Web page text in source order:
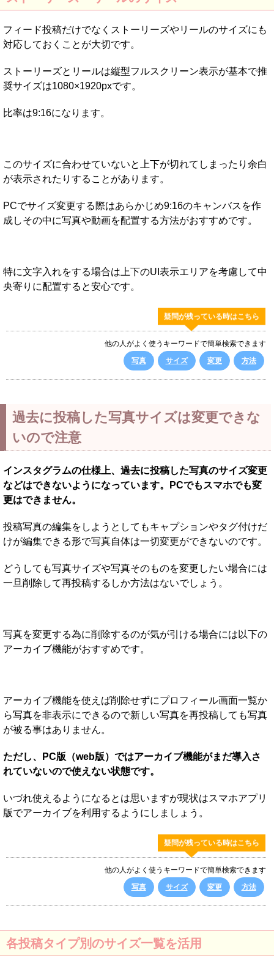
フィード投稿だけでなくストーリーズやリールのサイズにも
対応しておくことが大切です。
ストーリーズとリールは縦型フルスクリーン表示が基本で推
奨サイズは1080×1920pxです。
比率は9:16になります。
このサイズに合わせていないと上下が切れてしまったり余白
が表示されたりすることがあります。
PCでサイズ変更する際はあらかじめ9:16のキャンバスを作
成しその中に写真や動画を配置する方法がおすすめです。
特に文字入れをする場合は上下のUI表示エリアを考慮して中
央寄りに配置すると安心です。
疑問が残っている時はこちら
他の人がよく使うキーワードで簡単検索できます
写真
サイズ 変更 方法
過去に投稿した写真サイズは変更できな
いので注意
インスタグラムの仕様上、過去に投稿した写真のサイズ変更
などはできないようになっています。PCでもスマホでも変
更はできません。
投稿写真の編集をしようとしてもキャプションやタグ付けだ
けが編集できる形で写真自体は一切変更ができないのです。
どうしても写真サイズや写真そのものを変更したい場合には
一旦削除して再投稿するしか方法はないでしょう。
写真を変更する為に削除するのが気が引ける場合には以下の
アーカイブ機能がおすすめです。
アーカイブ機能を使えば削除せずにプロフィール画面一覧か
ら写真を非表示にできるので新しい写真を再投稿しても写真
が被る事はありません。
ただし、PC版（web版）ではアーカイブ機能がまだ導入さ
れていないので使えない状態です。
いづれ使えるようになるとは思いますが現状はスマホアプリ
版でアーカイブを利用するようにしましょう。
疑問が残っている時はこちら
他の人がよく使うキーワードで簡単検索できます
写真
サイズ 変更 方法
各投稿タイプ別のサイズ一覧を活用